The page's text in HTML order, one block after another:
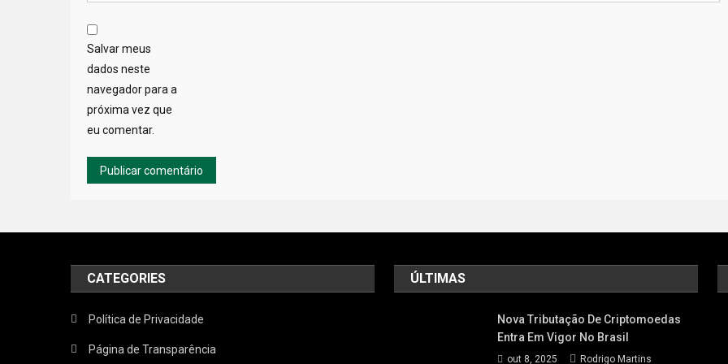
Salvar meus
dados neste
navegador para a
próxima vez que
eu comentar.
CATEGORIES
Política de Privacidade
Página de Transparência
ÚLTIMAS
Nova Tributação De Criptomoedas
Entra Em Vigor No Brasil
out 8, 2025 Rodrigo Martins